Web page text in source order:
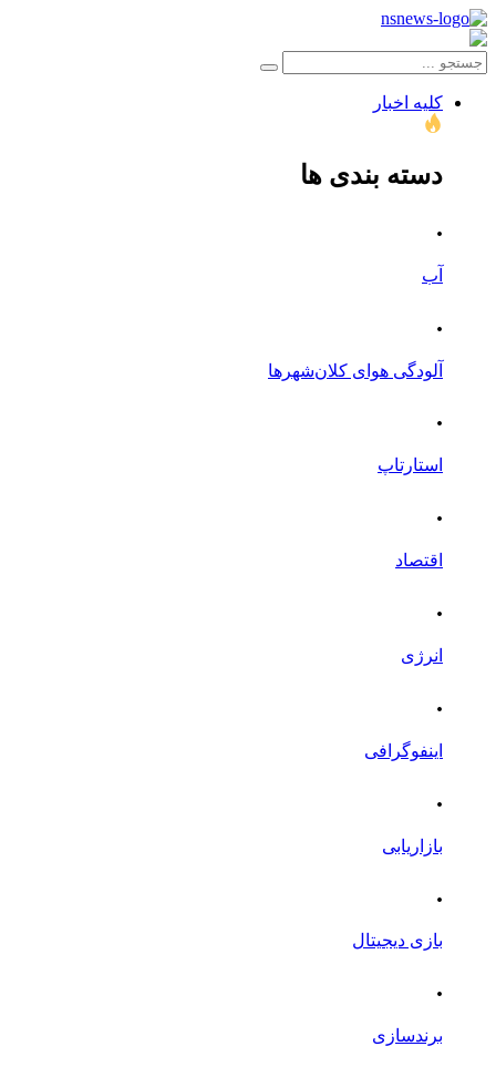
کلیه اخبار
دسته بندی ها
.
آب
.
آلودگی هوای کلان‌شهرها
.
استارتاپ
.
اقتصاد
.
انرژی
.
اینفوگرافی
.
بازاریابی
.
بازی دیجیتال
.
برندسازی